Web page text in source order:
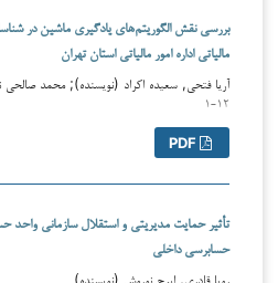
بررسی نقش الگوریتم‌های یادگیری ماشین در
مالیاتی اداره امور مالیاتی استان تهران
آریا فتحی, سعیده اکراد (نویسنده); محمد صالحی
۱-۱۲
تأثیر حمایت مدیریتی و استقلال سازمانی واحد
حسابرسی داخلی
رویا قادری, ایرج نوروش (نویسنده)